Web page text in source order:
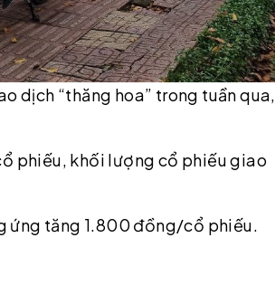
dịch “thăng hoa” trong tuần qua,
phiếu, khối lượng cổ phiếu giao
ứng tăng 1.800 đồng/cổ phiếu.